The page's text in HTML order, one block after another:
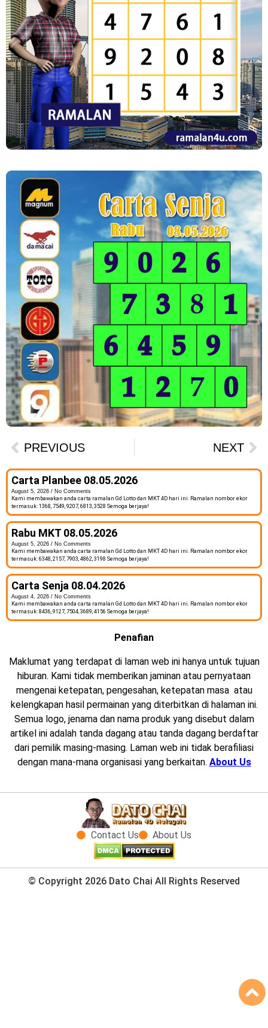
PREVIOUS NEXT
Carta Planbee 08.05.2026
August 5, 2026
No Comments
Kami membawakan anda carta ramalan Gd Lotto dan MKT 4D hari ini. Ramalan nombor ekor
termasuk: 1368, 7549, 9207, 6813, 3528 Semoga berjaya!
Rabu MKT 08.05.2026
August 5, 2026
No Comments
Kami membawakan anda carta ramalan Gd Lotto dan MKT 4D hari ini. Ramalan nombor ekor
termasuk: 6348, 2157, 7903, 4862, 3198 Semoga berjaya!
Carta Senja 08.04.2026
August 4, 2026
No Comments
Kami membawakan anda carta ramalan Gd Lotto dan MKT 4D hari ini. Ramalan nombor ekor
termasuk: 8436, 9127, 7504, 3689, 4156 Semoga berjaya!
Penafian
Maklumat yang terdapat di laman web ini hanya untuk tujuan
hiburan. Kami tidak memberikan jaminan atau pernyataan
mengenai ketepatan, pengesahan, ketepatan masa atau
kelengkapan hasil permainan yang diterbitkan di halaman ini.
Semua logo, jenama dan nama produk yang disebut dalam
artikel ini adalah tanda dagang atau tanda dagang berdaftar
dari pemilik masing-masing. Laman web ini tidak berafiliasi
dengan mana-mana organisasi yang berkaitan. About Us
Contact Us About Us
© Copyright 2026 Dato Chai All Rights Reserved